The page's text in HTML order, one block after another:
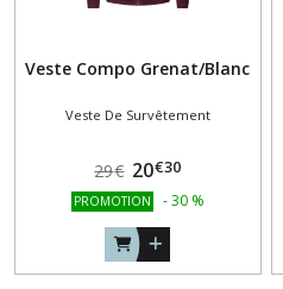
Veste Compo Grenat/Blanc
Veste De Survêtement
29€ 20€30
PROMOTION -30 %